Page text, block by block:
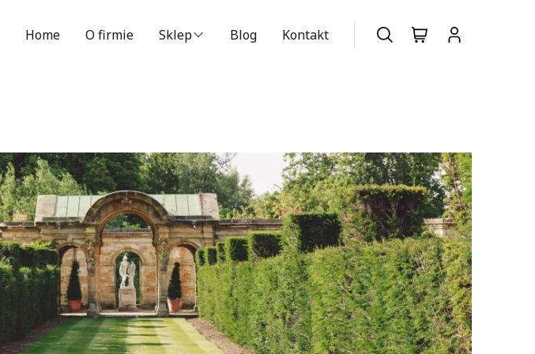
Home O firmie Sklep Blog Kontakt
teraz